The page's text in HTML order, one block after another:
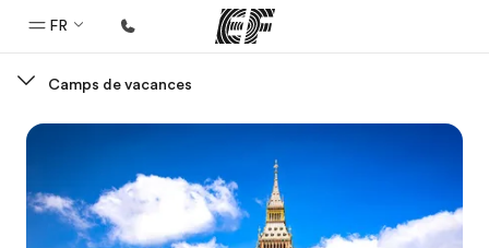
FR
Bienvenue chez EF
Programmes
Nos offres
Camps de vacances